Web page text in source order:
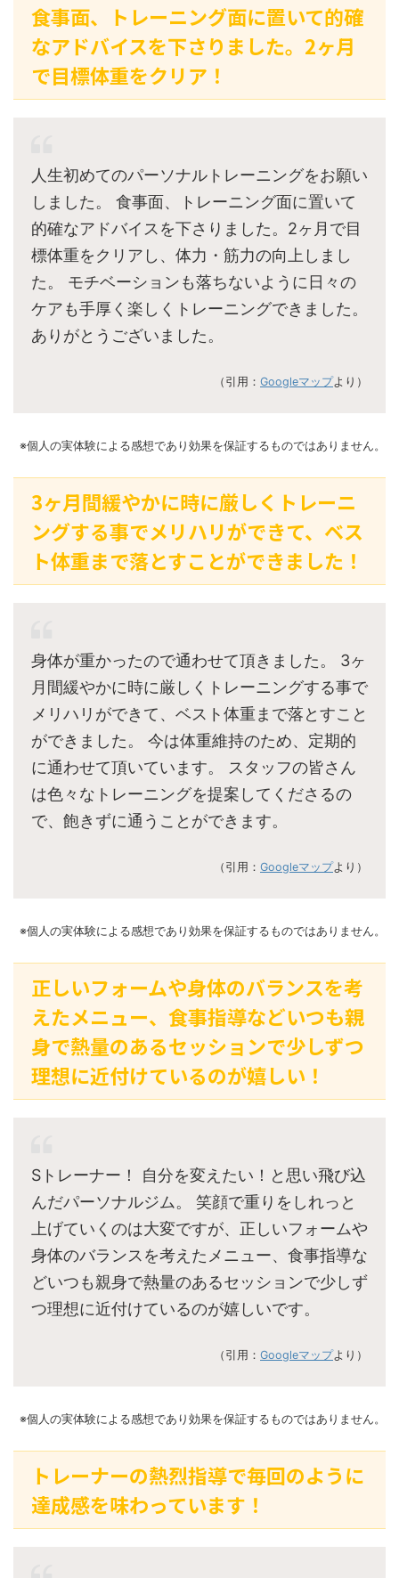
食事面、トレーニング面に置いて的確
なアドバイスを下さりました。2ヶ月
で目標体重をクリア！
人生初めてのパーソナルトレーニングをお願い
しました。 食事面、トレーニング面に置いて
的確なアドバイスを下さりました。2ヶ月で目
標体重をクリアし、体力・筋力の向上しまし
た。 モチベーションも落ちないように日々の
ケアも手厚く楽しくトレーニングできました。
ありがとうございました。
（引用： Googleマップより）
※個人の実体験による感想であり効果を保証するものではありません。
3ヶ月間緩やかに時に厳しくトレーニ
ングする事でメリハリができて、ベス
ト体重まで落とすことができました！
身体が重かったので通わせて頂きました。 3ヶ
月間緩やかに時に厳しくトレーニングする事で
メリハリができて、ベスト体重まで落とすこと
ができました。 今は体重維持のため、定期的
に通わせて頂いています。 スタッフの皆さん
は色々なトレーニングを提案してくださるの
で、飽きずに通うことができます。
（引用： Googleマップより）
※個人の実体験による感想であり効果を保証するものではありません。
正しいフォームや身体のバランスを考
えたメニュー、食事指導などいつも親
身で熱量のあるセッションで少しずつ
理想に近付けているのが嬉しい！
Sトレーナー！ 自分を変えたい！と思い飛び込
んだパーソナルジム。 笑顔で重りをしれっと
上げていくのは大変ですが、正しいフォームや
身体のバランスを考えたメニュー、食事指導な
どいつも親身で熱量のあるセッションで少しず
つ理想に近付けているのが嬉しいです。
（引用： Googleマップより）
※個人の実体験による感想であり効果を保証するものではありません。
トレーナーの熱烈指導で毎回のように
達成感を味わっています！